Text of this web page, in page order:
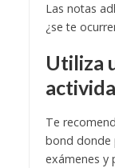
Las notas
¿se te
Utiliza
Te
bond donde
exámenes y